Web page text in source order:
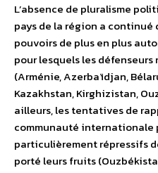
L’absence de pluralisme
pays de la région a continué
pouvoirs de plus en plus
pour lesquels les
(Arménie, Azerbaïdjan,
Kazakhstan, Kirghizistan,
ailleurs, les tentatives de
communauté internationale
particulièrement répressifs
porté leurs fruits